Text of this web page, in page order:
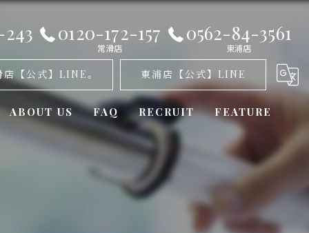
0120-172-157
常滑店
0562-84-3561
東浦店
店【公式】LINE。 東浦店【公式】LINE
ABOUT US FAQ RECRUIT FEATURE
オゾンパーマ
カット